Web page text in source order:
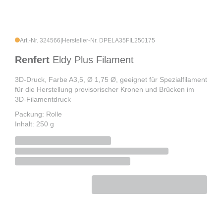
Art.-Nr. 324566 Hersteller-Nr. DPELA35FIL250175
Renfert Eldy Plus Filament
3D-Druck, Farbe A3,5, Ø 1,75 Ø, geeignet für Spezialfilament
für die Herstellung provisorischer Kronen und Brücken im
3D-Filamentdruck
Packung: Rolle
Inhalt: 250 g